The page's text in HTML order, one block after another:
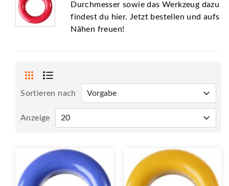
Durchmesser sowie das Werkzeug dazu
findest du hier. Jetzt bestellen und aufs
Nähen freuen!
Sortieren nach
Anzeige